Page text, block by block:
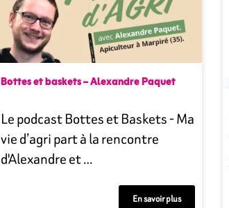
Bottes et baskets – Alexandre Paquet
Le podcast Bottes et Baskets - Ma
vie d’agri part à la rencontre
d'Alexandre et …
En savoir plus